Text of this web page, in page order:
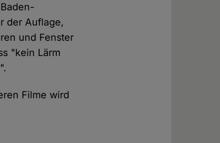
der Auflage,
und Fenster
"kein Lärm
Filme wird